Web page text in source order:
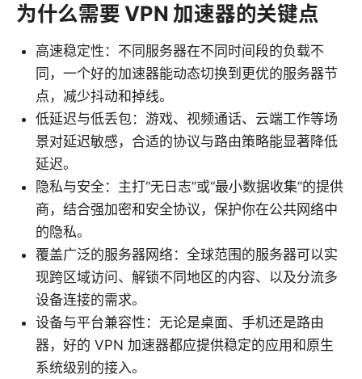
为什么需要 VPN 加速器的关键点
高速稳定性：不同服务器在不同时间段的负载不
同，一个好的加速器能动态切换到更优的服务器节
点，减少抖动和掉线。
低延迟与低丢包：游戏、视频通话、云端工作等场
景对延迟敏感，合适的协议与路由策略能显著降低
延迟。
隐私与安全：主打“无日志”或“最小数据收集”的提供
商，结合强加密和安全协议，保护你在公共网络中
的隐私。
覆盖广泛的服务器网络：全球范围的服务器可以实
现跨区域访问、解锁不同地区的内容、以及分流多
设备连接的需求。
设备与平台兼容性：无论是桌面、手机还是路由
器，好的 VPN 加速器都应提供稳定的应用和原生
系统级别的接入。